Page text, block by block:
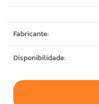
Fabricante:
Disponibilidade: